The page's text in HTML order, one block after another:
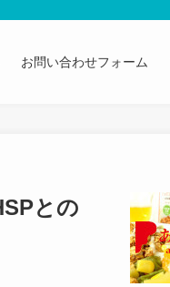
お問い合わせフォーム
との